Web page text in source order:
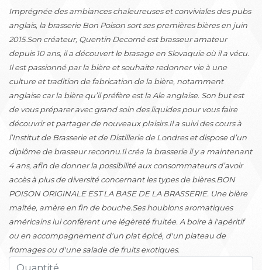
Imprégnée des ambiances chaleureuses et conviviales des pubs
anglais, la brasserie Bon Poison sort ses premières bières en juin
2015.Son créateur, Quentin Decorné est brasseur amateur
depuis 10 ans, il a découvert le brasage en Slovaquie où il a vécu.
Il est passionné par la bière et souhaite redonner vie à une
culture et tradition de fabrication de la bière, notamment
anglaise car la bière qu’il préfère est la Ale anglaise. Son but est
de vous préparer avec grand soin des liquides pour vous faire
découvrir et partager de nouveaux plaisirs.Il a suivi des cours à
l’Institut de Brasserie et de Distillerie de Londres et dispose d’un
diplôme de brasseur reconnu.Il créa la brasserie il y a maintenant
4 ans, afin de donner la possibilité aux consommateurs d’avoir
accès à plus de diversité concernant les types de bières.BON
POISON ORIGINALE EST LA BASE DE LA BRASSERIE. Une bière
maltée, amère en fin de bouche.Ses houblons aromatiques
américains lui confèrent une légèreté fruitée. A boire à l'apéritif
ou en accompagnement d'un plat épicé, d'un plateau de
fromages ou d'une salade de fruits exotiques.